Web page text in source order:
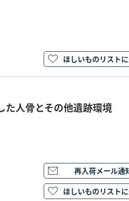
ほしいものリスト
た人骨とその他遺跡環境
再入荷メール通
ほしいものリスト